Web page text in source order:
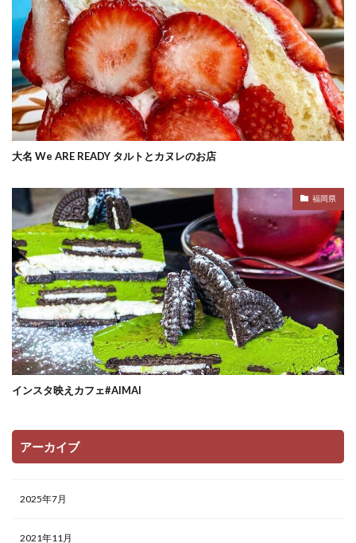
大名 We ARE READY タルトとカヌレのお店
福岡県
インスタ映えカフェ#AIMAI
アーカイブ
2025年7月
2021年11月